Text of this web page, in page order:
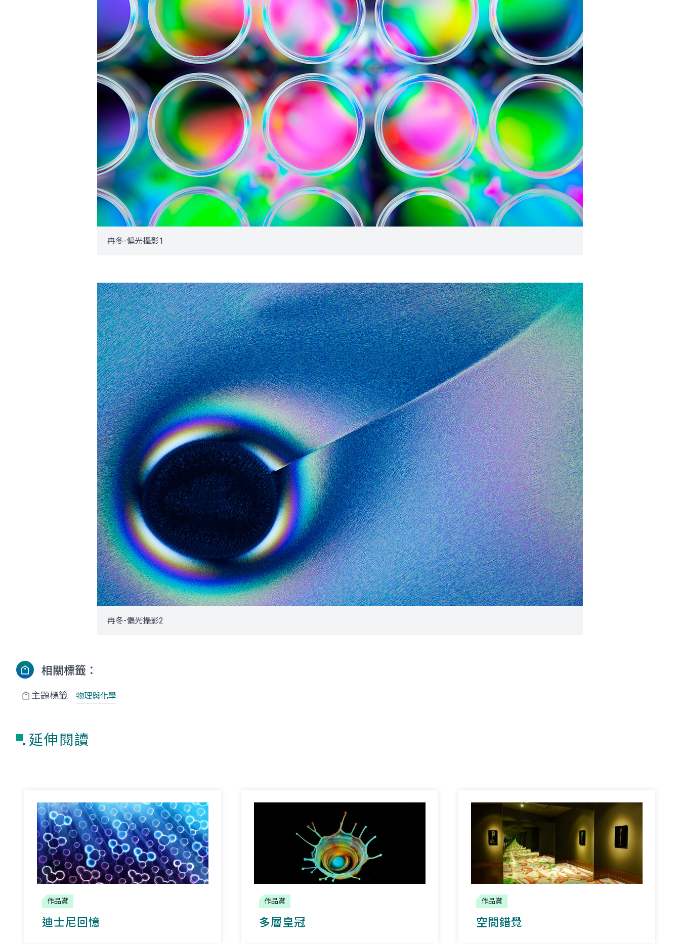
冉冬-偏光攝影1
冉冬-偏光攝影2
相關標籤：
主題標籤 物理與化學
延伸閱讀
作品賞
迪士尼回憶
作品賞
多層皇冠
作品賞
空間錯覺